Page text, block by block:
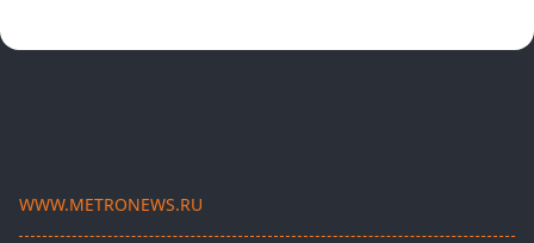
WWW.METRONEWS.RU